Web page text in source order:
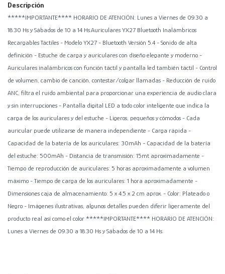
Descripción
*****IMPORTANTE**** HORARIO DE ATENCIÓN: Lunes a Viernes de 09.30 a
18.30 Hs y Sábados de 10 a 14 Hs.Auriculares YX27 Bluetooth Inalámbricos
Recargables Táctiles - Modelo YX27 - Bluetooth Versión 5.4 - Sonido de alta
definición - Estuche de carga y auriculares con diseño elegante y moderno -
Auriculares inalámbricos con función táctil y pantalla led también táctil - Control
de volumen, cambio de canción, contestar/colgar llamadas - Reducción de ruido
ANC, filtra el ruido ambiental para proporcionar una experiencia de audio clara
y sin interrupciones - Pantalla digital LED a todo color inteligente que indica la
carga de los auriculares y del estuche - Ligeros, pequeños y cómodos - Cada
auricular puede utilizarse de manera independiente - Carga rápida -
Capacidad de la batería de los auriculares: 30mAh - Capacidad de la batería
del estuche: 500mAh - Distancia de transmisión: 15mt aproximadamente -
Tiempo de reproducción de auriculares: 5 horas aproximadamente a volumen
máximo - Tiempo de carga de los auriculares: 1 hora aproximadamente -
Dimensiones caja de almacenamiento: 5 x 4.5 x 2 cm aprox. - Color: Plateado o
Negro - Imágenes ilustrativas, algunos detalles pueden diferir ligeramente del
producto real así como el color *****IMPORTANTE**** HORARIO DE ATENCIÓN:
Lunes a Viernes de 09.30 a 18.30 Hs y Sábados de 10 a 14 Hs.